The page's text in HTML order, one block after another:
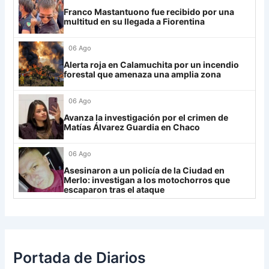
Lanús
Always Ready
Grupo H
IDV
Rosario Central
UCV FC
Libertad
29 Aldosivi
30 Estudiantes RC 19 -21
Franco Mastantuono fue recibido por una
multitud en su llegada a Fiorentina
06 Ago
Alerta roja en Calamuchita por un incendio
forestal que amenaza una amplia zona
06 Ago
Avanza la investigación por el crimen de
Matías Álvarez Guardia en Chaco
06 Ago
Asesinaron a un policía de la Ciudad en
Merlo: investigan a los motochorros que
escaparon tras el ataque
Portada de Diarios